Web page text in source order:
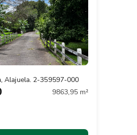
Alajuela. 2-359597-000
9863,95 m²